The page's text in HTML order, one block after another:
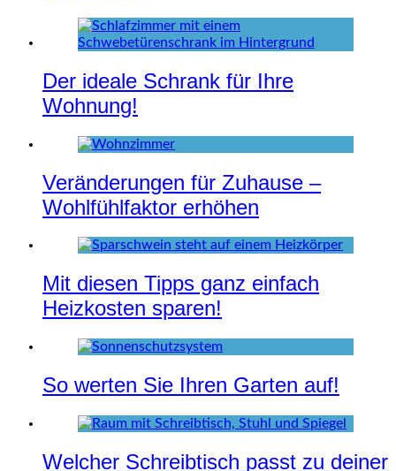
Der ideale Schrank für Ihre
Wohnung!
Veränderungen für Zuhause –
Wohlfühlfaktor erhöhen
Mit diesen Tipps ganz einfach
Heizkosten sparen!
So werten Sie Ihren Garten auf!
Welcher Schreibtisch passt zu deiner